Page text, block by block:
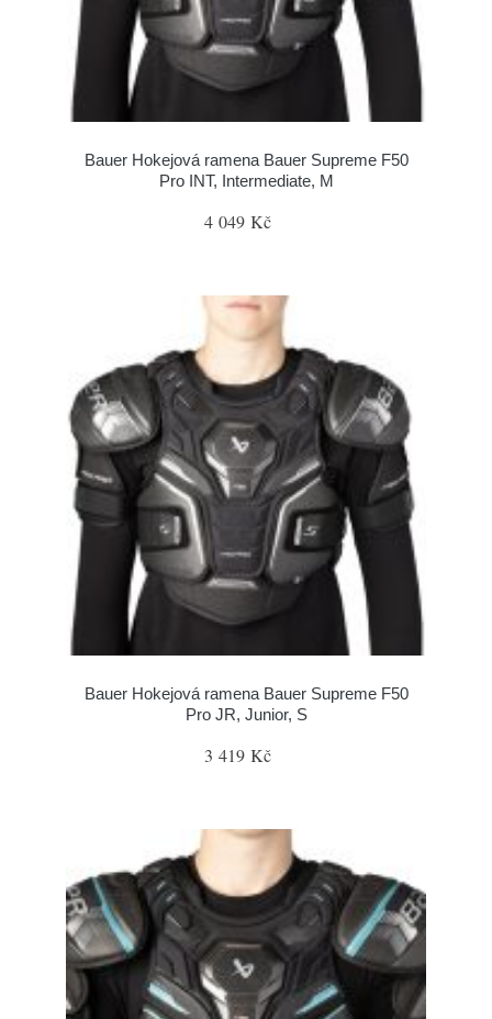
Bauer Hokejová ramena Bauer Supreme F50
Pro INT, Intermediate, M
4 049 Kč
Bauer Hokejová ramena Bauer Supreme F50
Pro JR, Junior, S
3 419 Kč